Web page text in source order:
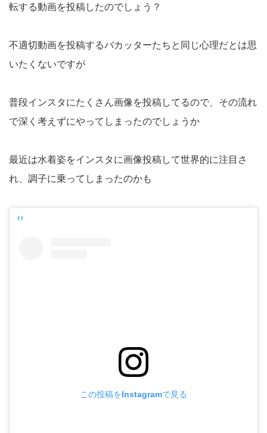
転する動画を投稿したのでしょう？
不適切動画を投稿するバカッターたちと同じ心理だとは思
いたくないですが
普段インスタにたくさん画像を投稿してるので、その流れ
で深く考えずにやってしまったのでしょうか
最近は水着姿をインスタに画像投稿して世界的に注目さ
れ、調子に乗ってしまったのかも
この投稿をInstagramで見る